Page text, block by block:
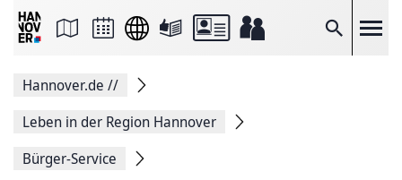
Suche
Seite
Facebook
teilen
Seitenlink
Hannover.de //
Leben in der Region Hannover
Bürger-Service